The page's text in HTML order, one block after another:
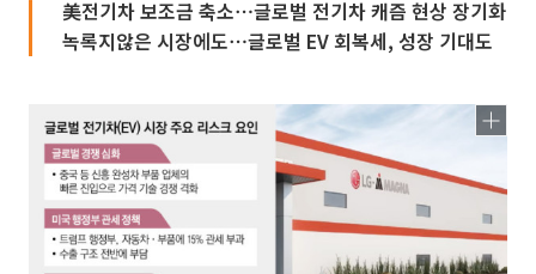
美전기차 보조금 축소⋯글로벌 전기차 캐즘 현상 장기화
녹록지않은 시장에도⋯글로벌 EV 회복세, 성장 기대도